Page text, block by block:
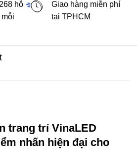
hỗ
Giao hàng miễn phí
tại TPHCM
trang trí VinaLED
nhấn hiện đại cho